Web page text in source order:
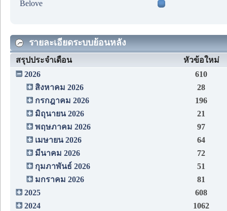
Belove
รายละเอียดระบบย้อนหลัง
สรุปประจำเดือน
หัวข้อใหม่
2026
610
สิงหาคม 2026
28
กรกฎาคม 2026
196
มิถุนายน 2026
21
พฤษภาคม 2026
97
เมษายน 2026
64
มีนาคม 2026
72
กุมภาพันธ์ 2026
51
มกราคม 2026
81
2025
608
2024
1062